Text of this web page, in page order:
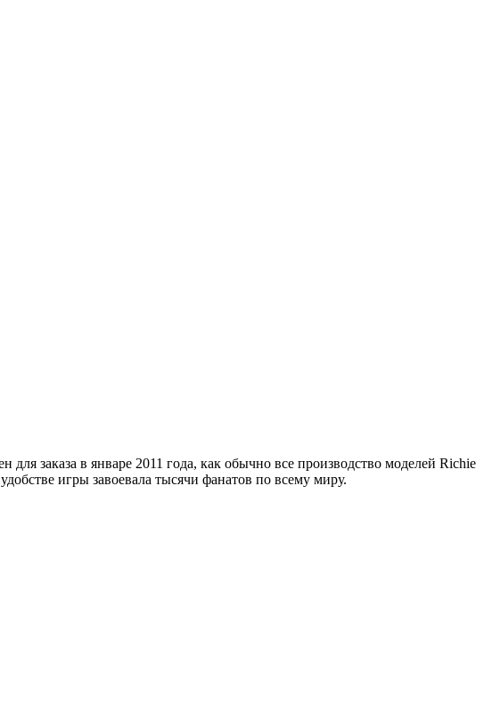
заказа в январе 2011 года, как обычно все производство моделей Richie
игры завоевала тысячи фанатов по всему миру.